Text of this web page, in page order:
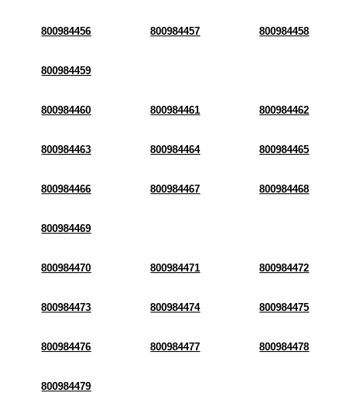
800984456 800984457 800984458
800984459
800984460 800984461 800984462
800984463 800984464 800984465
800984466 800984467 800984468
800984469
800984470 800984471 800984472
800984473 800984474 800984475
800984476 800984477 800984478
800984479